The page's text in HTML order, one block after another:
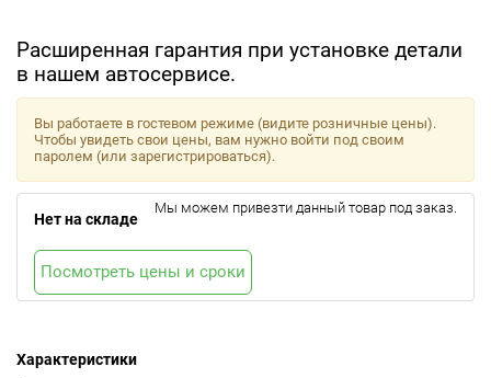
Расширенная гарантия при установке детали
в нашем автосервисе.
Характеристики
Вы работаете в гостевом режиме (видите розничные цены).
Чтобы увидеть свои цены, вам нужно войти под своим
паролем (или зарегистрироваться).
Нет на складе
Мы можем привезти данный товар под заказ.
Посмотреть цены и сроки